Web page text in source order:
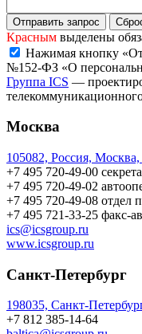
Красным выделены
Нажимая кнопку
№152-ФЗ «О
Группа ICS —
Москва
105082, Россия,
+7 495 720-49-00
+7 495 720-49-02
+7 495 720-49-08 отдел
+7 495 721-33-25 факс-
ics@icsgroup.ru
www.icsgroup.ru
Санкт-Петербург
198035, Санкт-
+7 812 385-14-64